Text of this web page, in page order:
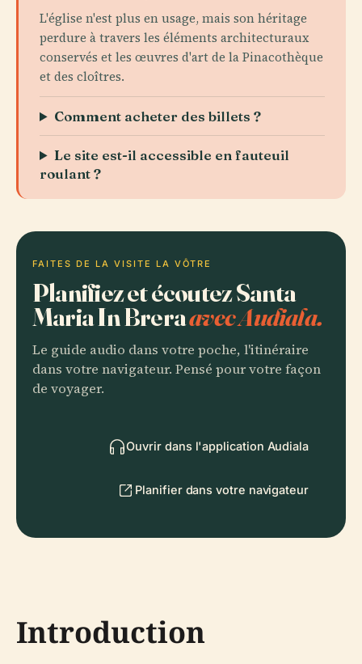
L'église n'est plus en usage, mais son héritage
perdure à travers les éléments architecturaux
conservés et les œuvres d'art de la Pinacothèque
et des cloîtres.
Comment acheter des billets ?
Le site est-il accessible en fauteuil
roulant ?
FAITES DE LA VISITE LA VÔTRE
Planifiez et écoutez Santa
Maria In Breraavec Audiala.
Le guide audio dans votre poche, l'itinéraire
dans votre navigateur. Pensé pour votre façon
de voyager.
Ouvrir dans l'application Audiala
Planifier dans votre navigateur
Introduction